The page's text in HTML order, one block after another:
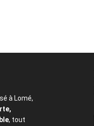
à Lomé,
, tout